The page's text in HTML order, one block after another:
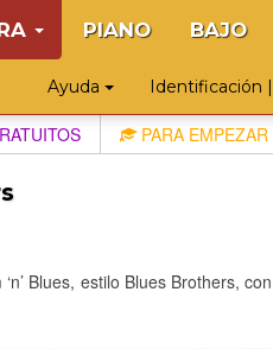
PIANO BAJO
Ayuda Identificación
PARA EMPEZAR
Blues, estilo Blues Brothers,